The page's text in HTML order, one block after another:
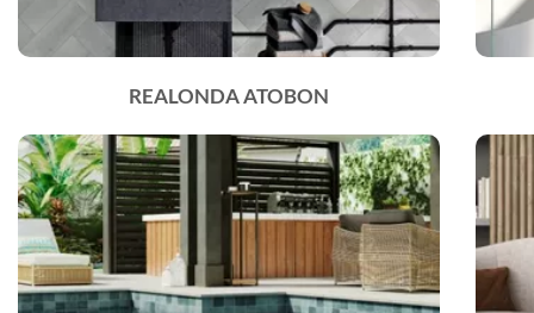
REALONDA ATOBON